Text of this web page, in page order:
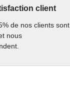
client
de nos clients sont
nous